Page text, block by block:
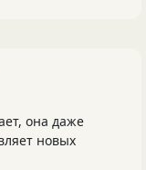
она даже
новых